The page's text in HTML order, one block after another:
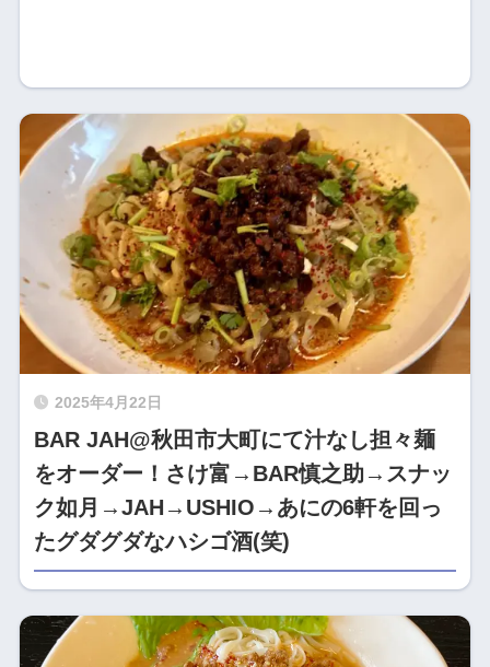
2025年4月22日
BAR JAH@秋田市大町にて汁なし担々麺
をオーダー！さけ富→BAR慎之助→スナッ
ク如月→JAH→USHIO→あにの6軒を回っ
たグダグダなハシゴ酒(笑)